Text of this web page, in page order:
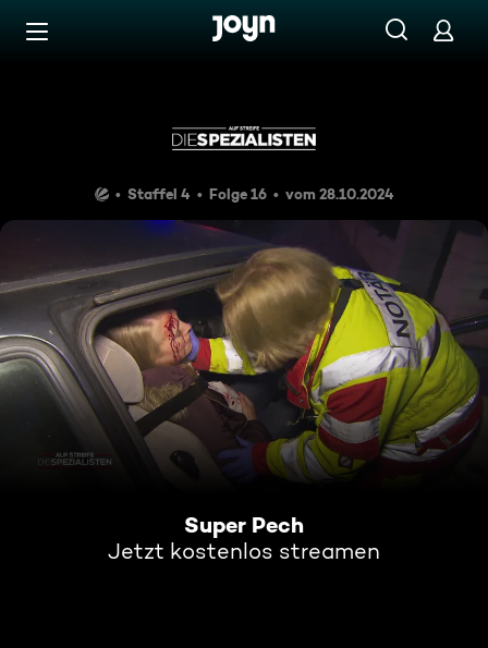
Zum Inhalt springen
Staffel 4 Folge 16 vom 28.10.2024
Super Pech
Jetzt kostenlos streamen